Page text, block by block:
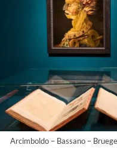
Arcimboldo – Bassano –